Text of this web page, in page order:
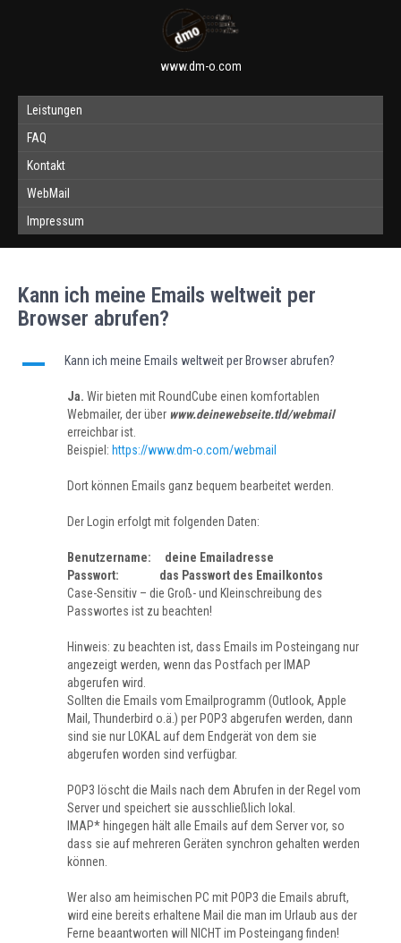
www.dm-o.com
Leistungen
FAQ
Kontakt
WebMail
Impressum
Kann ich meine Emails weltweit per
Browser abrufen?
A
Kann ich meine Emails weltweit per Browser abrufen?
Ja. Wir bieten mit RoundCube einen komfortablen
Webmailer, der über www.deinewebseite.tld/webmail
erreichbar ist.
Beispiel: https://www.dm-o.com/webmail
Dort können Emails ganz bequem bearbeitet werden.
Der Login erfolgt mit folgenden Daten:
Benutzername: deine Emailadresse
Passwort: das Passwort des Emailkontos
Case-Sensitiv – die Groß- und Kleinschreibung des
Passwortes ist zu beachten!
Hinweis: zu beachten ist, dass Emails im Posteingang nur
angezeigt werden, wenn das Postfach per IMAP
abgerufen wird.
Sollten die Emails vom Emailprogramm (Outlook, Apple
Mail, Thunderbird o.ä.) per POP3 abgerufen werden, dann
sind sie nur LOKAL auf dem Endgerät von dem sie
abgerufen worden sind verfügbar.
POP3 löscht die Mails nach dem Abrufen in der Regel vom
Server und speichert sie ausschließlich lokal.
IMAP* hingegen hält alle Emails auf dem Server vor, so
dass sie auf mehreren Geräten synchron gehalten werden
können.
Wer also am heimischen PC mit POP3 die Emails abruft,
wird eine bereits erhaltene Mail die man im Urlaub aus der
Ferne beaantworten will NICHT im Posteingang finden!